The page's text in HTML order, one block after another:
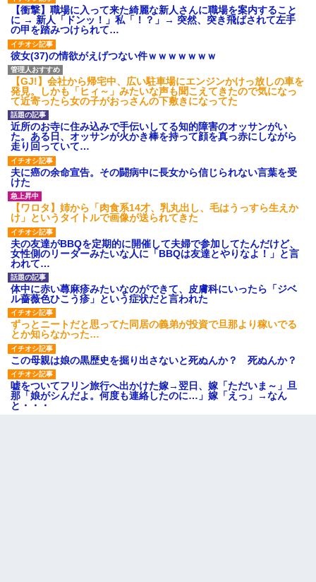
【衝撃】報酬100万円超の治験
募集がこちらｗｗｗｗｗ(※画像
あり)
【ネット騒然】惨殺されたタ
ワマン頂き女子のこの動画、す
げえええええｗｗｗｗｗｗｗｗ
ｗｗｗ
【愕然】白のクラウン俺氏、
高速道路左車線を制限速度で走
った結果wwwwwwwwwwww
百年の恋12-899 食べた量を
張り合ってくる
【悲報】佐藤輝明・・・２軍
でも盛大にやらかす←あまり悲
しませないでくれ
【衝撃】職場に入って来た綺麗な新人さんに職場を案内すること
に → 新人「ドンッ！」私「！？」→ 突然、突き飛ばされて左手
の甲を踏みつけられて…
彼女(37)の情欲がえげつない件ｗｗｗｗｗｗｗ
【GJ!】会社から帰宅中、広い駐車場にエンジンかけっ放しの車を
発見。しかも「ヒィ～」みたいな声も聞こえてきたので気になっ
て近寄ったら女の子がおっさんの下敷きになってた
近所のお寺に住み込みで手伝いしてる知的障害のオッサンがい
た。ある日、オッサンが火かき棒を持って顔を真っ赤にしながら
走り回っていて…
夫に癌の余命宣告。その闘病中に長女から信じられない言葉を受
けた
【ワロタ】姉から「肉食系14才、乳丸出し、毛はうっすら生えか
け」というタイトルで画像が送られてきた
夫の友達がBBQを定期的に開催して夫婦で参加してたんだけど、
女性側のリーダーみたいな人に「BBQは友達とやりなよ！」と言
われて…
体中に赤い蕁麻疹みたいなのができて、皮膚科にいったら「ジベ
ル薔薇色ひこう疹」という症状だと言われた
ずっとニートだと思ってた同居の義弟が投資で旦那より稼いでる
とか知らなかった…
この母親は娘の黒歴史を掘り出さないと死ぬんか？ 死ぬんか？
嘘をついてフリン旅行へ出かけた嫁→翌日、嫁「ただいま～」旦
那「娘がシんだよ。何度も連絡したのに…」嫁「えっ」→なん
と・・・